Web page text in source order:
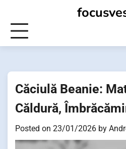
content
Căciulă Beanie:
Căldură,
Posted on 23/01/2026 by